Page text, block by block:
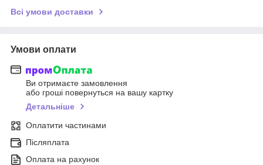
Всі умови доставки
Умови оплати
Ви отримаєте замовлення
або гроші повернуться на вашу картку
Детальніше
Оплатити частинами
Післяплата
Оплата на рахунок